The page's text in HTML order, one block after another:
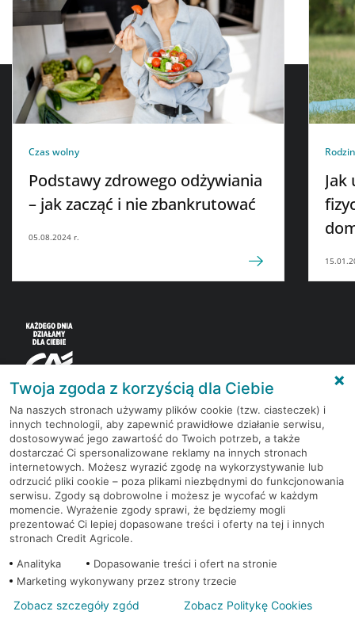
Czas wolny
Podstawy zdrowego odżywiania
– jak zacząć i nie zbankrutować
05.08.2024 r.
Korzystaj z bezpłatnych materiałów, które
przygotowują eksperci rynku finansowego.
Dołącz do grona subskrybentów Newslettera i bądź
na bieżąco z nowościami i promocjami
Zapisz się
Twoja zgoda z korzyścią dla Ciebie
Na naszych stronach używamy plików cookie (tzw. ciasteczek) i
innych technologii, aby zapewnić prawidłowe działanie serwisu,
dostosowywać jego zawartość do Twoich potrzeb, a także
dostarczać Ci spersonalizowane reklamy na innych stronach
internetowych. Możesz wyrazić zgodę na wykorzystywanie lub
odrzucić pliki cookie – poza plikami niezbędnymi do funkcjonowania
serwisu. Zgody są dobrowolne i możesz je wycofać w każdym
momencie. Wyrażenie zgody sprawi, że będziemy mogli
prezentować Ci lepiej dopasowane treści i oferty na tej i innych
stronach Credit Agricole.
Analityka
Dopasowanie treści i ofert na stronie
Marketing wykonywany przez strony trzecie
Zobacz szczegóły zgód Zobacz Politykę Cookies